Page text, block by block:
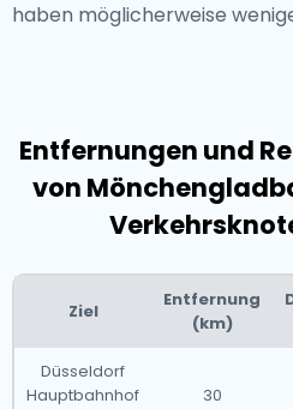
haben möglicherweise
Entfernungen und
von
Ziel
Entfernung
(km)
Düsseldorf
Hauptbahnhof
30